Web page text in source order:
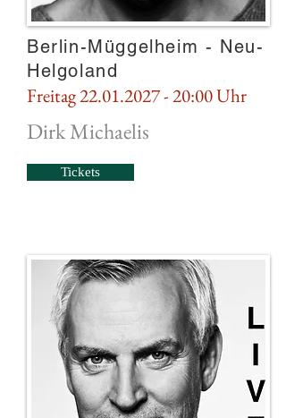
Berlin-Müggelheim - Neu-
Helgoland
Freitag22.01.2027 - 20:00 Uhr
Dirk Michaelis
Tickets